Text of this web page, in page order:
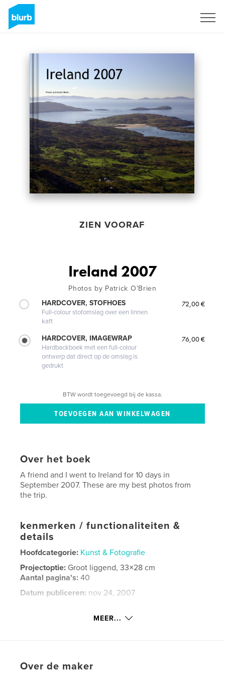
ZIEN VOORAF
Ireland 2007
Photos by Patrick O'Brien
HARDCOVER, STOFHOES
Full-colour stofomslag over een linnen
kaft
72,00 €
HARDCOVER, IMAGEWRAP
Hardbackboek met een full-colour
ontwerp dat direct op de omslag is
gedrukt
76,00 €
BTW wordt toegevoegd bij de kassa.
Over het boek
A friend and I went to Ireland for 10 days in
September 2007. These are my best photos from
the trip.
kenmerken / functionaliteiten &
details
Hoofdcategorie: Kunst & Fotografie
Projectoptie: Groot liggend, 33×28 cm
Aantal pagina's:40
Datum publiceren: nov 24, 2007
kylemore abbey
, skelligs , ruins
MEER...
Over de maker